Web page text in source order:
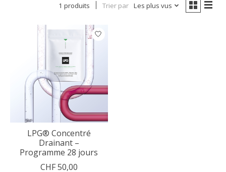
1 produits Trier par Les plus vus
LPG® Concentré
Drainant –
Programme 28 jours
CHF 50,00